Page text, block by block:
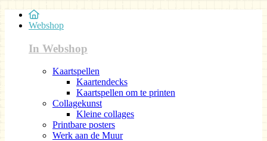
Webshop
In Webshop
Kaartspellen
Kaartendecks
Kaartspellen om te printen
Collagekunst
Kleine collages
Printbare posters
Werk aan de Muur